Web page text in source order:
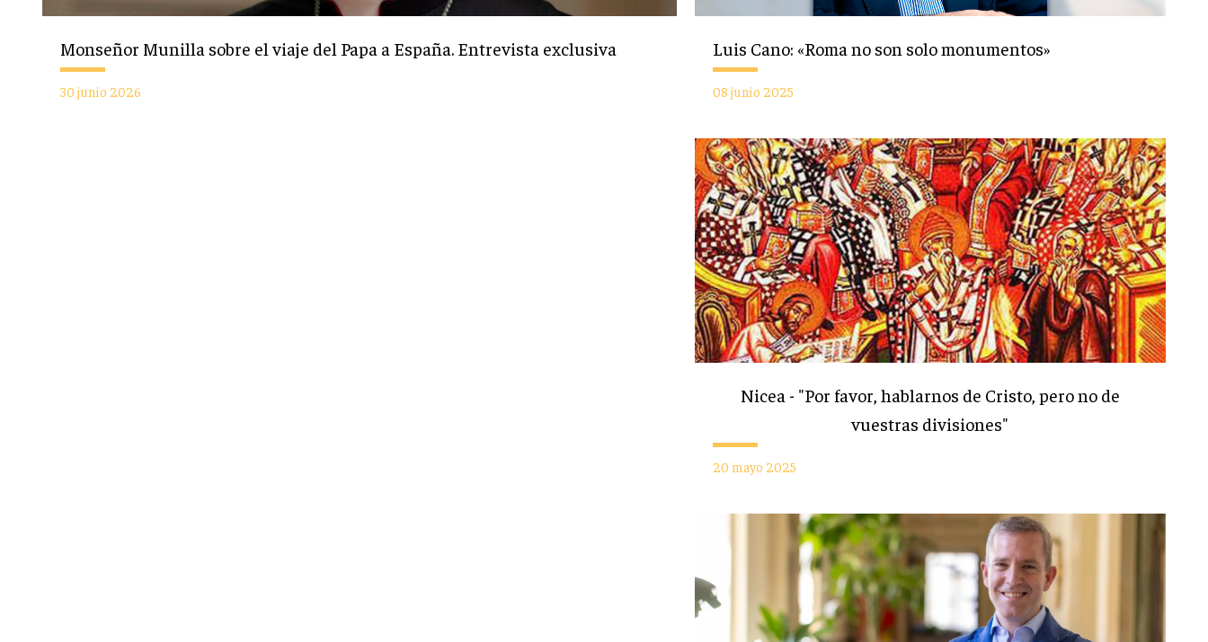
Monseñor Munilla sobre el viaje del Papa a España. Entrevista exclusiva
30 junio 2026
Luis Cano: «Roma no son solo monumentos»
08 junio 2025
Nicea - "Por favor, hablarnos de Cristo, pero no de
vuestras divisiones"
20 mayo 2025